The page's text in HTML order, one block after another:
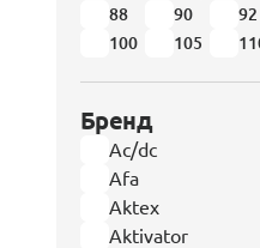
88 90 92
100
105
Бренд
Ac/dc
Afa
Aktex
Aktivator